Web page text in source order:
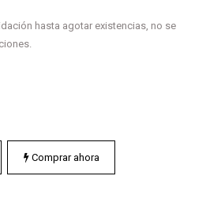
hasta agotar existencias, no se
Comprar ahora